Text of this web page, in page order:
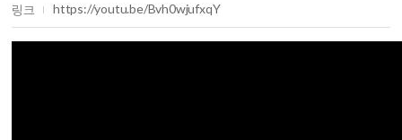
링크 https://youtu.be/Bvh0wjufxqY